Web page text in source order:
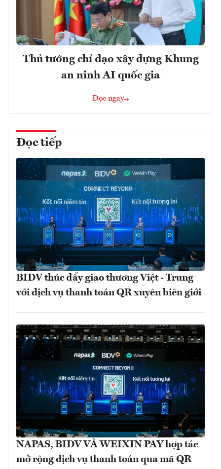
Thủ tướng chỉ đạo xây dựng Khung
an ninh AI quốc gia
Đọc ngay
Đọc tiếp
BIDV thúc đẩy giao thương Việt - Trung
với dịch vụ thanh toán QR xuyên biên giới
NAPAS, BIDV VÀ WEIXIN PAY hợp tác
mở rộng dịch vụ thanh toán qua mã QR